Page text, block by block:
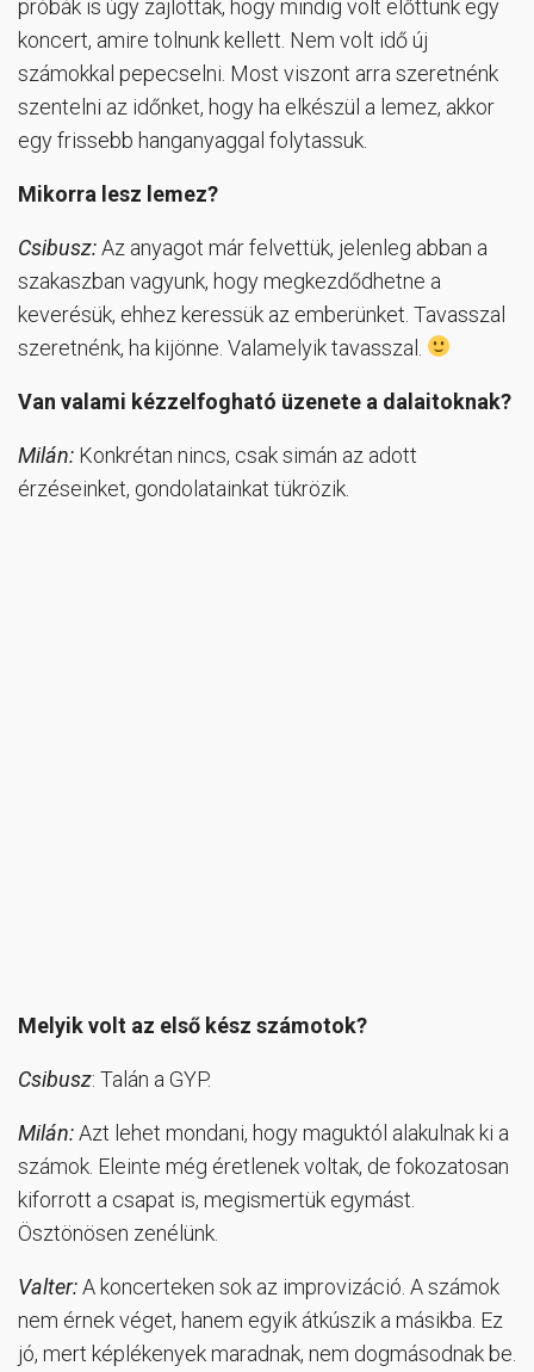
próbák is úgy zajlottak, hogy mindig volt előttünk egy
koncert, amire tolnunk kellett. Nem volt idő új
számokkal pepecselni. Most viszont arra szeretnénk
szentelni az időnket, hogy ha elkészül a lemez, akkor
egy frissebb hanganyaggal folytassuk.
Mikorra lesz lemez?
Csibusz:Az anyagot már felvettük, jelenleg abban a
szakaszban vagyunk, hogy megkezdődhetne a
keverésük, ehhez keressük az emberünket. Tavasszal
szeretnénk, ha kijönne. Valamelyik tavasszal.
Van valami kézzelfogható üzenete a dalaitoknak?
Milán: Konkrétan nincs, csak simán az adott
érzéseinket, gondolatainkat tükrözik.
Melyik volt az első kész számotok?
Csibusz: Talán a GYP.
Milán:Azt lehet mondani, hogy maguktól alakulnak ki a
számok. Eleinte még éretlenek voltak, de fokozatosan
kiforrott a csapat is, megismertük egymást.
Ösztönösen zenélünk.
Valter:A koncerteken sok az improvizáció. A számok
nem érnek véget, hanem egyik átkúszik a másikba. Ez
jó, mert képlékenyek maradnak, nem dogmásodnak be.